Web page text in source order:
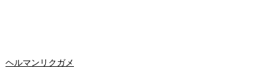
ヘルマンリクガメ